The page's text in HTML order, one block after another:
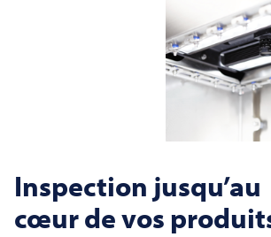
Inspection jusqu’au
cœur de vos